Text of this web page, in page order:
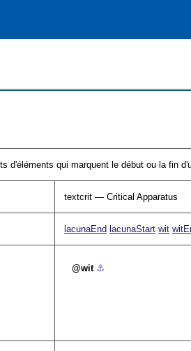
d'éléments qui marquent le début ou la fin
textcrit — Critical Apparatus
lacunaEnd lacunaStart wit
wit ⚓︎